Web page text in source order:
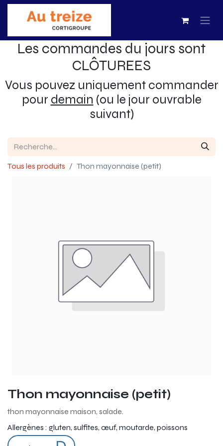
Les commandes du jours sont
CLÔTUREES
Vous pouvez uniquement commander
pour demain (ou le jour ouvrable
suivant)
Tous les produits Thon mayonnaise (petit)
Thon mayonnaise (petit)
thon mayonnaise maison, salade.
Allergènes : gluten, sulfites, œuf, moutarde, poissons